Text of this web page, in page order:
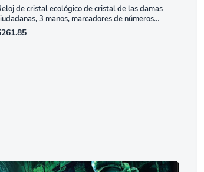
de cristal ecológico de cristal de las damas
3 manos, marcadores de números
dial de nácar